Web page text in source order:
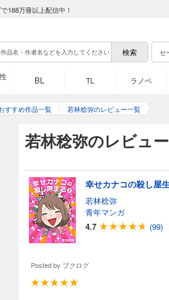
188万冊以上配信中！
セ
BL TL ラノベ
すすめ作品一覧 若林稔弥のレビュー一覧
若林稔弥のレビュ
幸せカナコの殺し屋
若林稔弥
青年マンガ
4.7
(99)
Posted by ブクログ